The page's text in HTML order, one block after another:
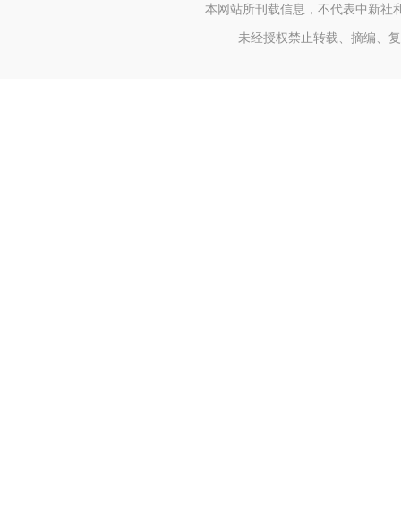
本网站所刊载信息，不代表中新社
未经授权禁止转载、摘编、